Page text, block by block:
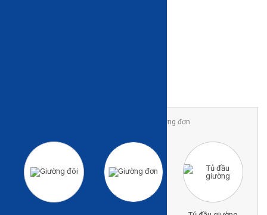
Giường đơn